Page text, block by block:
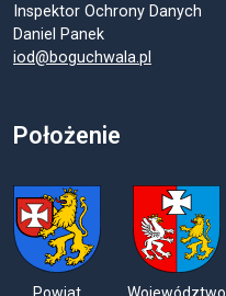
Inspektor Ochrony Danych
Daniel Panek
iod@boguchwala.pl
Położenie